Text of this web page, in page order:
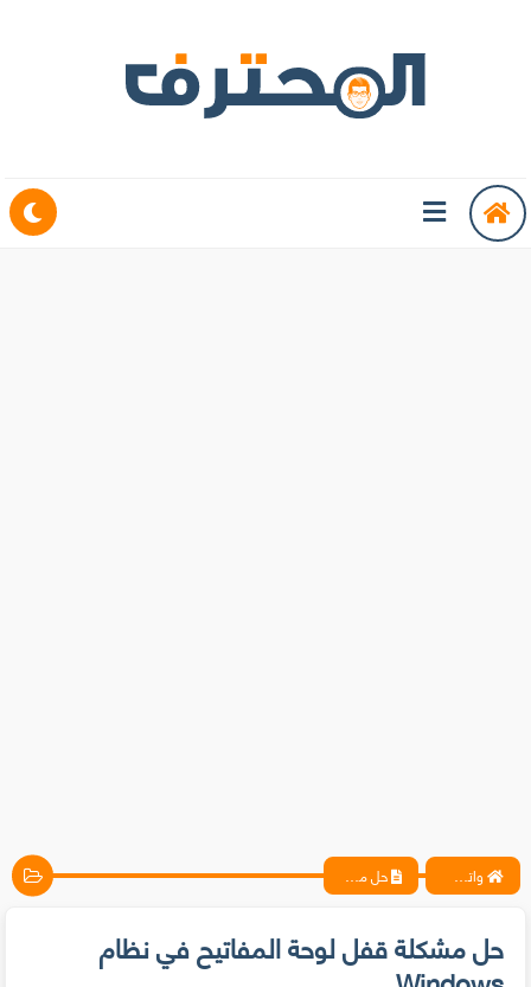
واتس آب ، فيسبوك ، أنترنت ، شروحات تقنية حصرية - المحترف حل مشكلة قفل لوحة المفاتيح في نظام Windows
حل مشكلة قفل لوحة المفاتيح في نظام